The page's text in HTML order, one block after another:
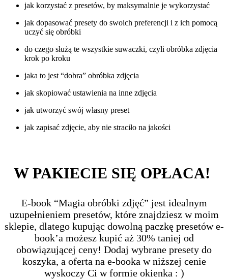
jak korzystać z presetów, by maksymalnie je wykorzystać
jak dopasować presety do swoich preferencji i z ich pomocą
uczyć się obróbki
do czego służą te wszystkie suwaczki, czyli obróbka zdjęcia
krok po kroku
jaka to jest “dobra” obróbka zdjęcia
jak skopiować ustawienia na inne zdjęcia
jak utworzyć swój własny preset
jak zapisać zdjęcie, aby nie straciło na jakości
W PAKIECIE SIĘ OPŁACA!
E-book “Magia obróbki zdjęć” jest idealnym
uzupełnieniem presetów, które znajdziesz w moim
sklepie, dlatego kupując dowolną paczkę presetów e-
book’a możesz kupić aż 30% taniej od
obowiązującej ceny! Dodaj wybrane presety do
koszyka, a oferta na e-booka w niższej cenie
wyskoczy Ci w formie okienka : )